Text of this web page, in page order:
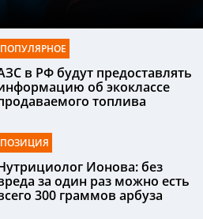
ПОПУЛЯРНОЕ
в РФ будут предоставлять
об экоклассе
топлива
ПОЗИЦИЯ
Ионова: без
за один раз можно есть
300 граммов арбуза